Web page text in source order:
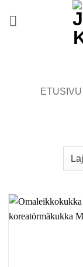
ETUSIVU